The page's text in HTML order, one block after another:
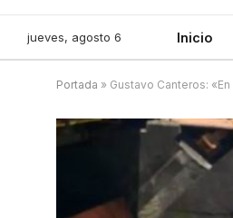
jueves, agosto 6 Inicio
Portada » Gustavo Canteros: